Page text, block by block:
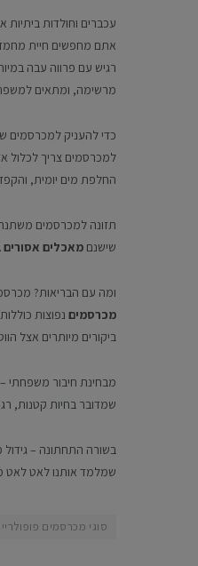
עכברים וחולדות
אתם מחפשים חיית מחמד
רגיש עם פרווה עבה
מרשימה, ומתאים
כדי להעניק למכרסמים
למכרסמים צריך לכלול
החלפת מים יומית,
תזונה למכרסמים משתנה
שישנם מאכלים
ומה עם הבריאות?
מכרסמים נפוצות
ביקורים מיותרים אצל
מבחינת חיבור משפחתי
שמדובר בחיות קטנות,
בשורה התחתונה –
שמלמד אותנו לאט לאט
סוגי מכרסמים